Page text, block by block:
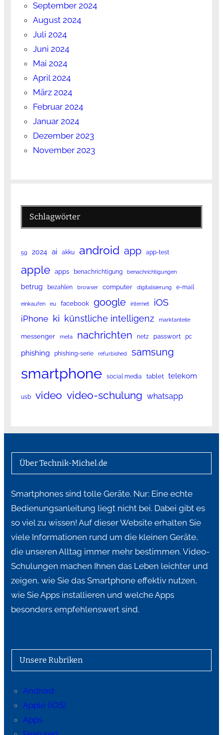
September 2024
August 2024
Juli 2024
Juni 2024
Mai 2024
April 2024
März 2024
Februar 2024
Januar 2024
Dezember 2023
November 2023
Schlagwörter
5g 2024 ai akku android app app-test
apple apps benachrichtigung benachrichtigungen
betrug bezahlen browser computer digitalisierung e-mail
einkaufen eu facebook google internet iOS
iPhone ki künstliche intelligenz marktanteile
messenger meta nachrichten netz passwort pc
phishing phishing-serie refurbished samsung
smartphone social media tablet telekom
usb video video-schulung whatsapp
Über Technik-Michel.de
Smartphones sind tolle Geräte. Nur: Eine echte
Bedienungsanleitung liegt nicht bei. Dabei gibt es
so viel zu wissen! Auf dieser Website erhalten Sie
viele Informationen rund um die kleinen Geräte,
die unseren Alltag immer mehr bestimmen. Video-
Schulungen machen Ihnen das Leben leichter und
zeigen, wie Sie das Smartphone effektiv nutzen,
wie Sie Apps installieren und welche Apps
besonders empfehlenswert sind.
Unsere Rubriken
Android
Apple (iOS)
Apps